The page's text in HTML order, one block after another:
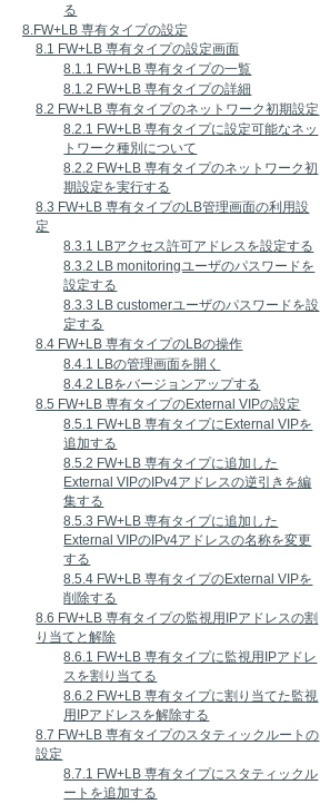
る
8.FW+LB 専有タイプの設定
8.1 FW+LB 専有タイプの設定画面
8.1.1 FW+LB 専有タイプの一覧
8.1.2 FW+LB 専有タイプの詳細
8.2 FW+LB 専有タイプのネットワーク初期設定
8.2.1 FW+LB 専有タイプに設定可能なネッ
トワーク種別について
8.2.2 FW+LB 専有タイプのネットワーク初
期設定を実行する
8.3 FW+LB 専有タイプのLB管理画面の利用設
定
8.3.1 LBアクセス許可アドレスを設定する
8.3.2 LB monitoringユーザのパスワードを
設定する
8.3.3 LB customerユーザのパスワードを設
定する
8.4 FW+LB 専有タイプのLBの操作
8.4.1 LBの管理画面を開く
8.4.2 LBをバージョンアップする
8.5 FW+LB 専有タイプのExternal VIPの設定
8.5.1 FW+LB 専有タイプにExternal VIPを
追加する
8.5.2 FW+LB 専有タイプに追加した
External VIPのIPv4アドレスの逆引きを編
集する
8.5.3 FW+LB 専有タイプに追加した
External VIPのIPv4アドレスの名称を変更
する
8.5.4 FW+LB 専有タイプのExternal VIPを
削除する
8.6 FW+LB 専有タイプの監視用IPアドレスの割
り当てと解除
8.6.1 FW+LB 専有タイプに監視用IPアドレ
スを割り当てる
8.6.2 FW+LB 専有タイプに割り当てた監視
用IPアドレスを解除する
8.7 FW+LB 専有タイプのスタティックルートの
設定
8.7.1 FW+LB 専有タイプにスタティックル
ートを追加する